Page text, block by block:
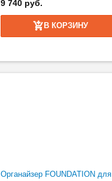
9 740 руб.
В КОРЗИНУ
Органайзер FOUNDATION для